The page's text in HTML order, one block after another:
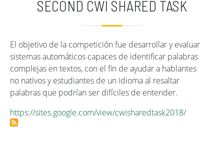
SECOND CWI SHARED TASK
El objetivo de la competición fue desarrollar y evaluar
sistemas automáticos capaces de identificar palabras
complejas en textos, con el fin de ayudar a hablantes
no nativos y estudiantes de un idioma al resaltar
palabras que podrían ser difíciles de entender.
https://sites.google.com/view/cwisharedtask2018/